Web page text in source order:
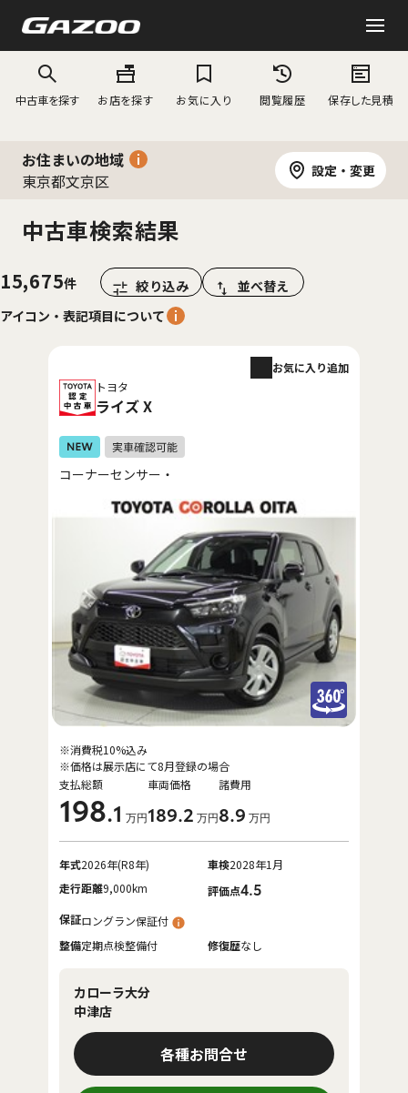
中古車を探す お店を探す お気に入り 閲覧履歴 保存した見積
お住まいの地域
東京都文京区
設定・変更
中古車検索結果
15,675 絞り込み
並べ替え
アイコン・表記項目について
トヨタ
ライズ X
お気に入り追加
コーナーセンサー・
支払総額
198.1 万円
車両価格
189.2 万円
諸費用
8.9 万円
※消費税10%込み
※価格は展示店にて8月登録の場合
年式2026年(R8年) 車検2028年1月
走行距離9,000km 評価点4.5
保証ロングラン保証付
整備定期点検整備付 修復歴なし
カローラ大分
中津店
各種お問合せ